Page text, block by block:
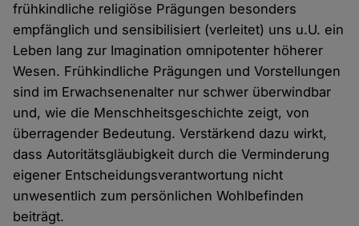
frühkindliche religiöse Prägungen besonders
empfänglich und sensibilisiert (verleitet) uns u.U. ein
Leben lang zur Imagination omnipotenter höherer
Wesen. Frühkindliche Prägungen und Vorstellungen
sind im Erwachsenenalter nur schwer überwindbar
und, wie die Menschheitsgeschichte zeigt, von
überragender Bedeutung. Verstärkend dazu wirkt,
dass Autoritätsgläubigkeit durch die Verminderung
eigener Entscheidungsverantwortung nicht
unwesentlich zum persönlichen Wohlbefinden
beiträgt.